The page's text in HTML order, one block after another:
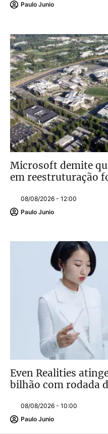
Paulo Junio
Microsoft demite
em reestruturação
08/08/2026 - 12:00
Paulo Junio
Even Realities
bilhão com rodada
08/08/2026 - 10:00
Paulo Junio